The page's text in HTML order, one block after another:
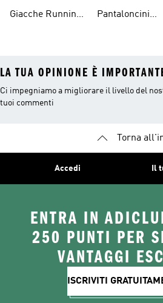
Giacche Running
Pantaloncini
LA TUA OPINIONE È
Ci impegniamo a migliorare il livello del
tuoi commenti
Torna
Accedi Il
ENTRA IN
250 PUNTI PER
VANTAGGI
ISCRIVITI